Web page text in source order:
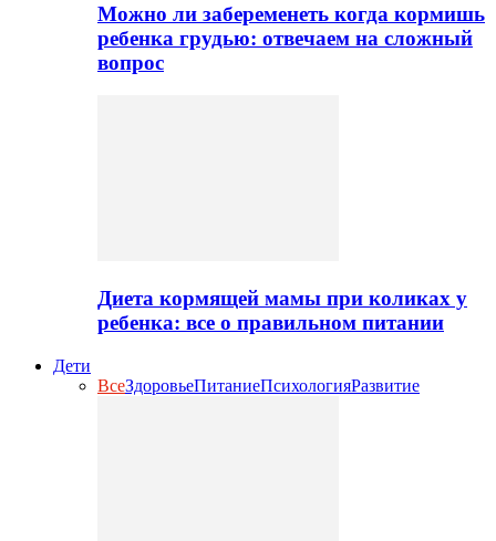
Можно ли забеременеть когда кормишь
ребенка грудью: отвечаем на сложный
вопрос
Диета кормящей мамы при коликах у
ребенка: все о правильном питании
Дети
ВсеЗдоровьеПитаниеПсихологияРазвитие